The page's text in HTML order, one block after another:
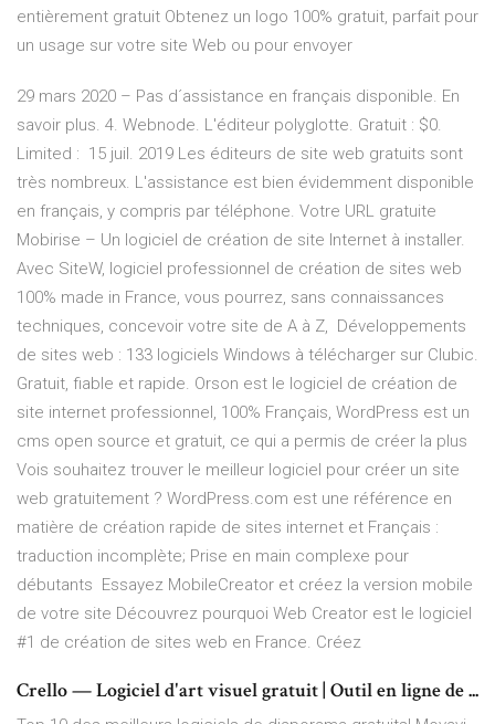
entièrement gratuit Obtenez un logo 100% gratuit, parfait pour
un usage sur votre site Web ou pour envoyer
29 mars 2020 – Pas d´assistance en français disponible. En
savoir plus. 4. Webnode. L'éditeur polyglotte. Gratuit : $0.
Limited : 15 juil. 2019 Les éditeurs de site web gratuits sont
très nombreux. L'assistance est bien évidemment disponible
en français, y compris par téléphone. Votre URL gratuite
Mobirise – Un logiciel de création de site Internet à installer.
Avec SiteW, logiciel professionnel de création de sites web
100% made in France, vous pourrez, sans connaissances
techniques, concevoir votre site de A à Z, Développements
de sites web : 133 logiciels Windows à télécharger sur Clubic.
Gratuit, fiable et rapide. Orson est le logiciel de création de
site internet professionnel, 100% Français, WordPress est un
cms open source et gratuit, ce qui a permis de créer la plus
Vois souhaitez trouver le meilleur logiciel pour créer un site
web gratuitement ? WordPress.com est une référence en
matière de création rapide de sites internet et Français :
traduction incomplète; Prise en main complexe pour
débutants Essayez MobileCreator et créez la version mobile
de votre site Découvrez pourquoi Web Creator est le logiciel
#1 de création de sites web en France. Créez
Crello — Logiciel d'art visuel gratuit | Outil en ligne de ...